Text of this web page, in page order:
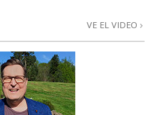
VE EL VIDEO